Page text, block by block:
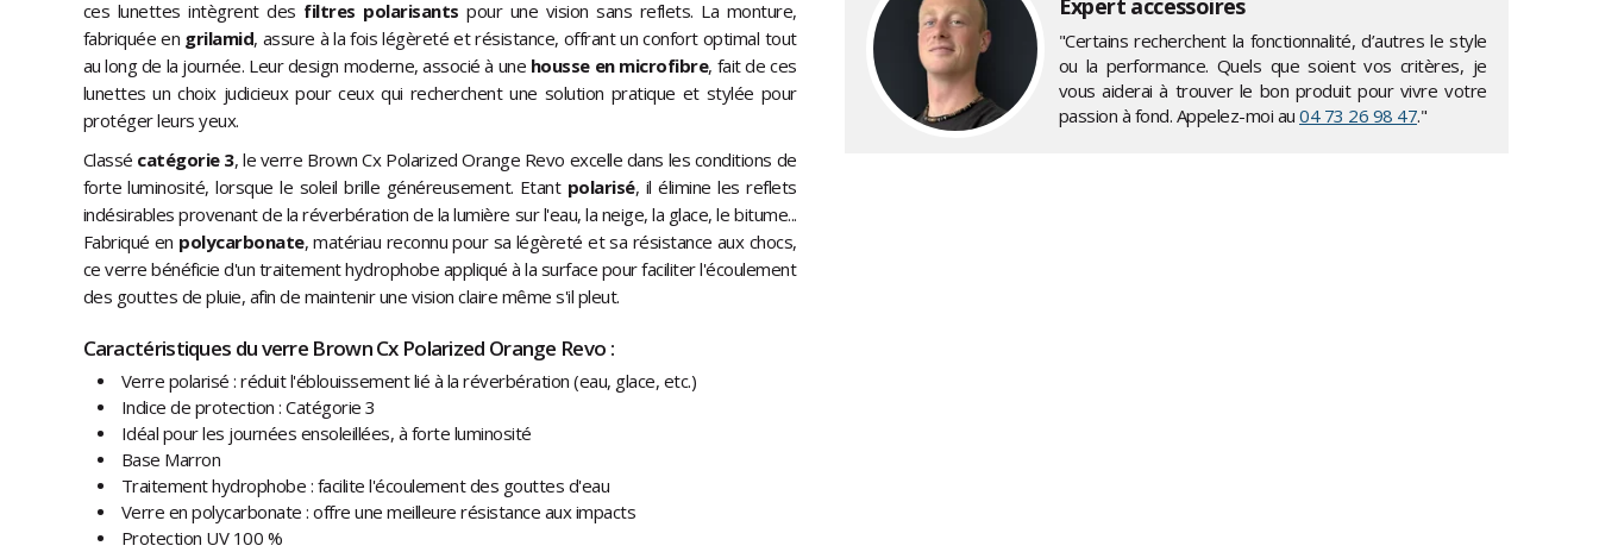
ces lunettes intègrent des filtres polarisants pour une vision sans reflets. La monture,
fabriquée en grilamid, assure à la fois légèreté et résistance, offrant un confort optimal tout
au long de la journée. Leur design moderne, associé à une housse en microfibre, fait de ces
lunettes un choix judicieux pour ceux qui recherchent une solution pratique et stylée pour
protéger leurs yeux.
Classé catégorie 3, le verre Brown Cx Polarized Orange Revo excelle dans les conditions de
forte luminosité, lorsque le soleil brille généreusement. Etant polarisé, il élimine les reflets
indésirables provenant de la réverbération de la lumière sur l'eau, la neige, la glace, le bitume...
Fabriqué en polycarbonate, matériau reconnu pour sa légèreté et sa résistance aux chocs,
ce verre bénéficie d'un traitement hydrophobe appliqué à la surface pour faciliter l'écoulement
des gouttes de pluie, afin de maintenir une vision claire même s'il pleut.
Caractéristiques du verre Brown Cx Polarized Orange Revo :
Verre polarisé : réduit l'éblouissement lié à la réverbération (eau, glace, etc.)
Indice de protection : Catégorie 3
Idéal pour les journées ensoleillées, à forte luminosité
Base Marron
Traitement hydrophobe : facilite l'écoulement des gouttes d'eau
Verre en polycarbonate : offre une meilleure résistance aux impacts
Protection UV 100 %
Expert accessoires
"Certains recherchent la fonctionnalité, d’autres le style
ou la performance. Quels que soient vos critères, je
vous aiderai à trouver le bon produit pour vivre votre
passion à fond. Appelez-moi au 04 73 26 98 47."